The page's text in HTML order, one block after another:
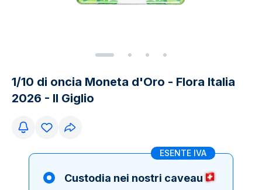
1/10 di oncia Moneta d'Oro - Flora Italia
2026 - Il Giglio
ESENTE IVA
Custodia nei nostri caveau